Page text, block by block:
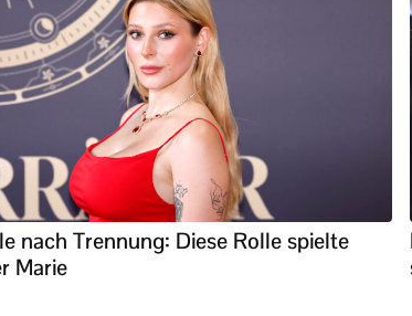
nach Trennung: Diese Rolle spielte
Marie